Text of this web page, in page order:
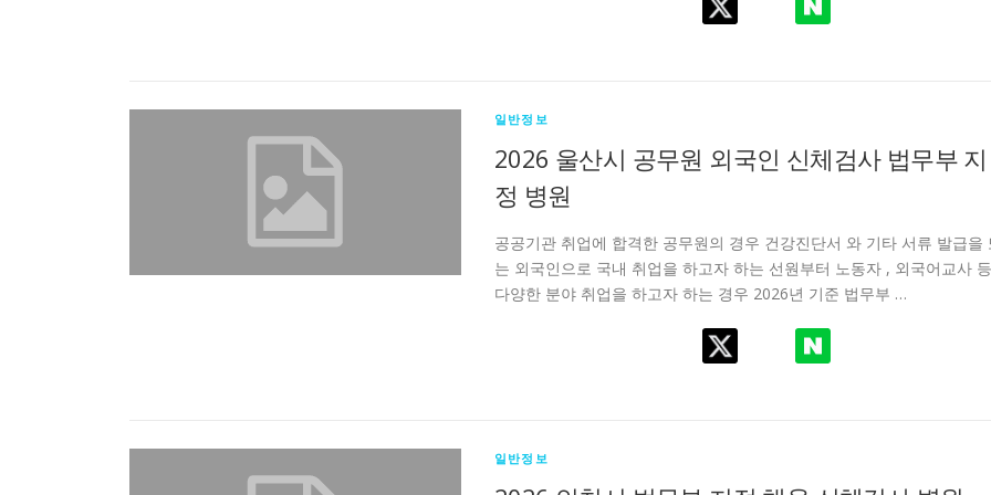
일반정보
2026 울산시 공무원 외국인 신체검사 법무부 지
정 병원
공공기관 취업에 합격한 공무원의 경우 건강진단서 와 기타 서류 발급을
는 외국인으로 국내 취업을 하고자 하는 선원부터 노동자 , 외국어교사 등
다양한 분야 취업을 하고자 하는 경우 2026년 기준 법무부 …
일반정보